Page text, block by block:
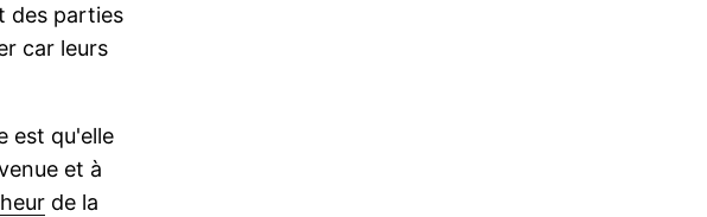
des parties
car leurs
est qu'elle
et à
de la